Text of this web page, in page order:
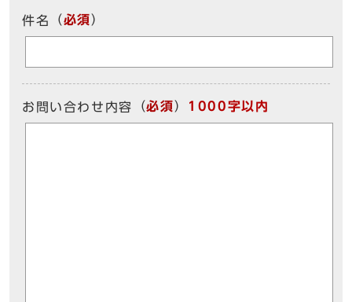
件名 （必須）
お問い合わせ内容 （必須） 1000字以内